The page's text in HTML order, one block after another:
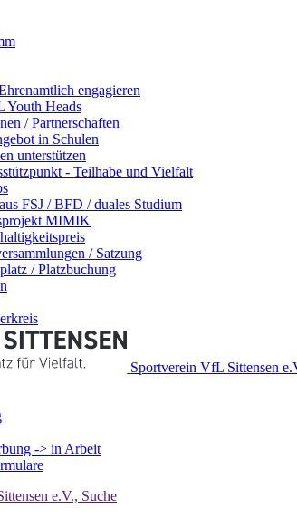
engagieren
Youth Heads
/ Partnerschaften
in Schulen
unterstützen
- Teilhabe und Vielfalt
FSJ / BFD / duales Studium
MIMIK
/ Satzung
/ Platzbuchung
Sportverein VfL Sittensen
-> in Arbeit
e.V., Suche